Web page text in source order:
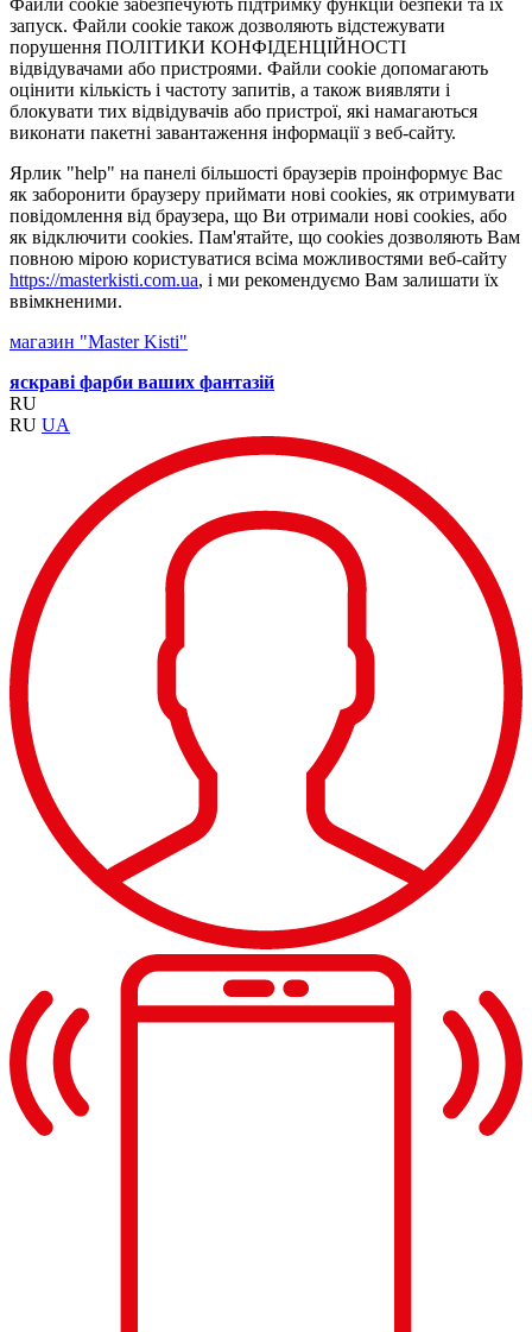
Файли cookie забезпечують підтримку функцій безпеки та їх
запуск. Файли cookie також дозволяють відстежувати
порушення ПОЛІТИКИ КОНФІДЕНЦІЙНОСТІ
відвідувачами або пристроями. Файли cookie допомагають
оцінити кількість і частоту запитів, а також виявляти і
блокувати тих відвідувачів або пристрої, які намагаються
виконати пакетні завантаження інформації з веб-сайту.
Ярлик "help" на панелі більшості браузерів проінформує Вас
як заборонити браузеру приймати нові cookies, як отримувати
повідомлення від браузера, що Ви отримали нові cookies, або
як відключити cookies. Пам'ятайте, що cookies дозволяють Вам
повною мірою користуватися всіма можливостями веб-сайту
https://masterkisti.com.ua, і ми рекомендуємо Вам залишати їх
ввімкненими.
магазин "Master Kisti"
яскраві фарби ваших фантазій
RU
RU UA